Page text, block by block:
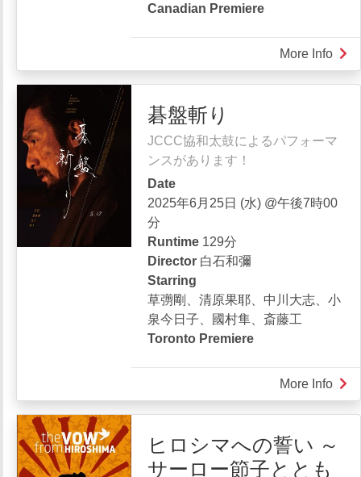
Canadian Premiere
More Info
サ
ラ
碁盤斬り
JCCC協和太鼓によるパフォーマ
ンスがあります！
Date
2025年6月25日 (水) @午後7時00
分
Runtime 129分
Director 白石和彌
Starring
草彅剛、清原果耶、中川大志、小
泉今日子、國村隼、斎藤工
Toronto Premiere
More Info
碁
斬
ヒロシマへの誓い ～
サーロー節子ととも